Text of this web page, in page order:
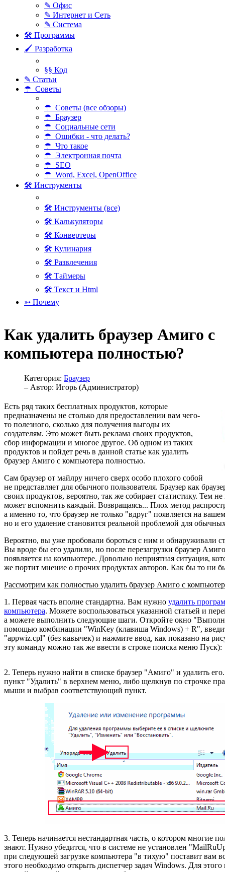
✎ Офис
✎ Интернет и Сеть
✎ Система
🛠 Программы
🖌 Разработка
§§ Код
✎ Статьи
☂ Советы
☂ Советы (все обзоры)
☂ Браузер
☂ Социальные сети
☂ Ошибки - что делать?
☂ Что такое
☂ Электронная почта
☂ SEO
☂ Word, Excel, OpenOffice
🛠 Инструменты
🛠 Инструменты (все)
🛠 Калькуляторы
🛠 Конвертеры
🛠 Кулинария
🛠 Развлечения
🛠 Таймеры
🛠 Текст и Html
➳ Почему
Как удалить браузер Амиго с
компьютера полностью?
Категория: Браузер
– Автор: Игорь (Администратор)
Есть ряд таких бесплатных продуктов, которые
предназначены не столько для предоставлении вам чего-
то полезного, сколько для получения выгоды их
создателям. Это может быть реклама своих продуктов,
сбор информации и многое другое. Об одном из таких
продуктов и пойдет речь в данной статье как удалить
браузер Амиго с компьютера полностью.
Сам браузер от майлру ничего сверх особо плохого собой
не представляет для обычного пользователя. Браузер как
своих продуктов, вероятно, так же собирает статистику. Тем
может вспомнить каждый. Возвращаясь... Плох метод
а именно то, что браузер не только "вдруг" появляется на
но и его удаление становится реальной проблемой для
Вероятно, вы уже пробовали бороться с ним и обнаруживали
Вы вроде бы его удалили, но после перезагрузки браузер
появляется на компьютере. Довольно неприятная ситуация,
же портит мнение о прочих продуктах авторов. Как бы то ни
Рассмотрим как полностью удалить браузер Амиго с
1. Первая часть вполне стандартна. Вам нужно удалить
компьютера. Можете воспользоваться указанной статьей и
а можете выполнить следующие шаги. Откройте окно
помощью комбинации "WinKey (клавиша Windows) + R",
"appwiz.cpl" (без кавычек) и нажмите ввод, как показано на
эту команду можно так же ввести в строке поиска меню Пуск):
2. Теперь нужно найти в списке браузер "Амиго" и удалить
пункт "Удалить" в верхнем меню, либо щелкнув по строчке
мыши и выбрав соответствующий пункт.
3. Теперь начинается нестандартная часть, о котором многие
знают. Нужно убедится, что в системе не установлен
при следующей загрузке компьютера "в тихую" поставит вам
этого необходимо открыть диспетчер задач Windows. Для этого